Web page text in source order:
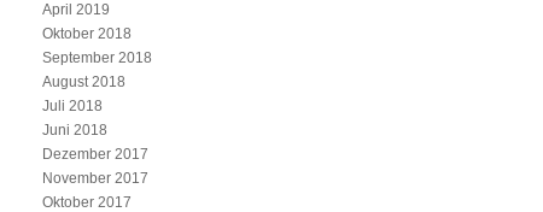
April 2019
Oktober 2018
September 2018
August 2018
Juli 2018
Juni 2018
Dezember 2017
November 2017
Oktober 2017